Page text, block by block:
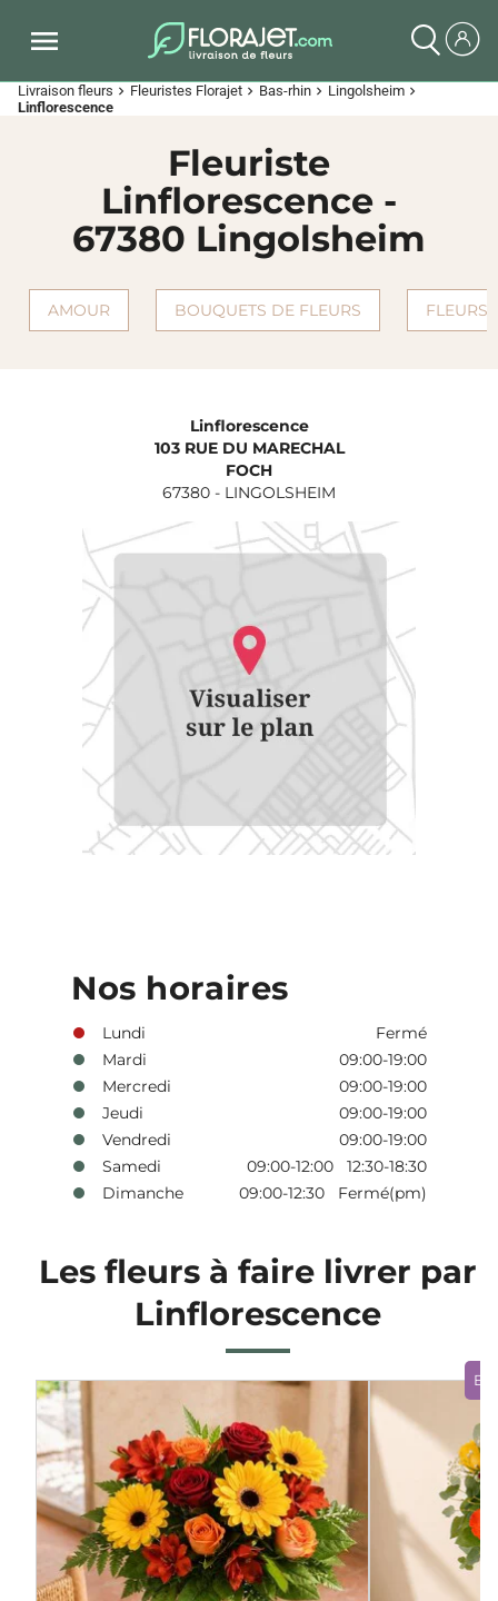
Livraison fleurs chevron_right Fleuristes Florajet chevron_right Bas-rhin chevron_right Lingolsheim chevron_right
Linflorescence
Fleuriste
Linflorescence -
67380 Lingolsheim
AMOUR BOUQUETS DE FLEURS FLEURS
Linflorescence
103 RUE DU MARECHAL
FOCH
67380 - LINGOLSHEIM
Nos horaires
Lundi
Fermé
Mardi
09:00-19:00
Mercredi
09:00-19:00
Jeudi
09:00-19:00
Vendredi
09:00-19:00
Samedi
09:00-12:00 12:30-18:30
Dimanche
09:00-12:30 Fermé(pm)
Les fleurs à faire livrer par
Linflorescence